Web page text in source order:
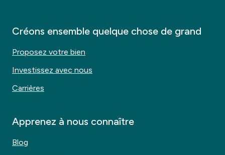
Créons ensemble quelque chose de grand
Proposez votre bien
Investissez avec nous
Carrières
Apprenez à nous connaître
Blog